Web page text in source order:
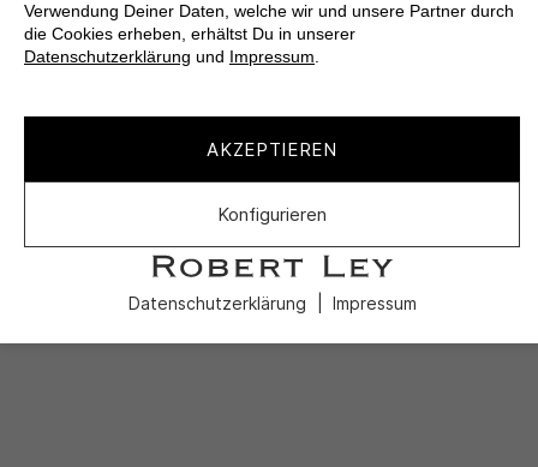
Verwendung Deiner Daten, welche wir und unsere Partner durch
die Cookies erheben, erhältst Du in unserer
Datenschutzerklärung und Impressum.
AKZEPTIEREN
Konfigurieren
Datenschutzerklärung Impressum